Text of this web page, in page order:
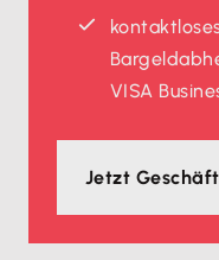
VISA
Jetzt